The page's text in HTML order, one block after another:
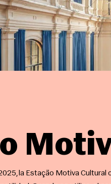
la Estação Motiva Cultural